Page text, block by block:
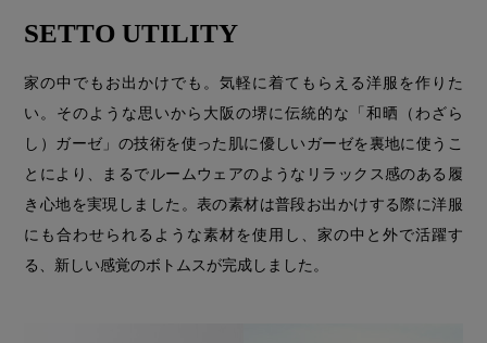
SETTO UTILITY
家の中でもお出かけでも。気軽に着てもらえる洋服を作りた
い。そのような思いから大阪の堺に伝統的な「和晒（わざら
し）ガーゼ」の技術を使った肌に優しいガーゼを裏地に使うこ
とにより、まるでルームウェアのようなリラックス感のある履
き心地を実現しました。表の素材は普段お出かけする際に洋服
にも合わせられるような素材を使用し、家の中と外で活躍す
る、新しい感覚のボトムスが完成しました。